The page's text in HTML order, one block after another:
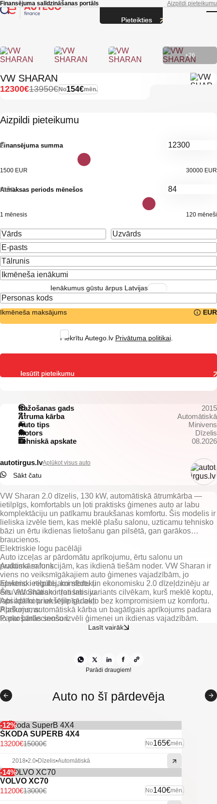
Skip to main content
Finansējuma salīdzināšanas portāls Aizpildi pieteikumu
+26
VW SHARAN
No154€mēn.
13950€
12300€
Aizpildi pieteikumu
Finansējuma summa
€
1500 EUR 30000 EUR
Atmaksas periods mēnešos
mēn.
1 mēnesis 120 mēneši
Ienākumus gūstu ārpus Latvijas
Ikmēneša maksājums EUR
Piekrītu Autego.lv Privātuma politikai.
Ražošanas gads
2015
Ātruma kārba
Automātiskā
Auto tips
Minivens
Motors
Dīzelis
Tehniskā apskate
08.2026
autotirgus.lvAplūkot visus auto
Sākt čatu
VW Sharan 2.0 dīzelis, 130 kW, automātiskā ātrumkārba —
ietilpīgs, komfortabls un ļoti praktisks ģimenes auto ar labu
komplektāciju un patīkamu braukšanas komfortu. Šis modelis ir
lieliska izvēle tiem, kas meklē plašu salonu, uzticamu tehnisko
bāzi un ērtu ikdienas lietošanu gan pilsētā, gan garākos
braucienos.
Auto izceļas ar pārdomātu aprīkojumu, ērtu salonu un
praktiskām funkcijām, kas ikdienā tiešām noder. VW Sharan ir
viens no veiksmīgākajiem auto ģimenes vajadzībām, jo
apvieno ietilpību, komfortu un ekonomisku 2.0 dīzeļdzinēju ar
ērtu automātisko transmisiju.
Elektriskie logu pacēlāji
Auduma salons
Elektriski regulējami sēdekļi
Apsildāmi priekšējie sēdekļi
Parkošanās sensori
VW multimediju sistēma
Automātiskās gaismas
Vieglmetāla diski
Divas atslēgas
Auto Hold
Start/Stop sistēma
Šis VW Sharan ir ļoti labs variants cilvēkam, kurš meklē koptu,
labi aprīkotu un ietilpīgu auto bez kompromisiem uz komfortu.
Plašums, automātiskā kārba un bagātīgais aprīkojums padara
to par pārliecinošu izvēli ģimenei un ikdienas vajadzībām.
Lasīt vairāk
Parādi draugiem!
Auto no šī pārdevēja
-12%
ŠKODA SUPERB 4X4
No165€mēn.
15000€
13200€
2018•2.0•Dīzelis•Automātiskā
-14%
VOLVO XC70
No140€mēn.
13000€
11200€